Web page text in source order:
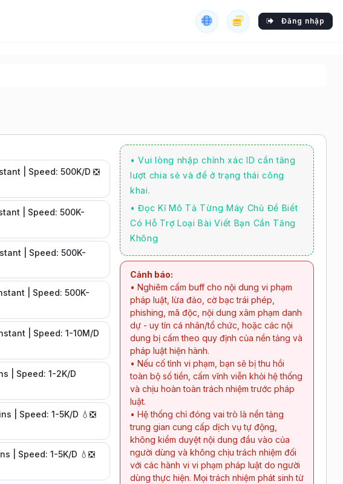
Đăng nhập
| Speed: 500K/D ❎
| Speed: 500K-
| Speed: 500K-
| Speed: 500K-
| Speed: 1-10M/D
| Speed: 1-2K/D
| Speed: 1-5K/D 💧❎
| Speed: 1-5K/D 💧❎
• Vui lòng nhập chính xác ID cần tăng
lượt chia sẻ và để ở trạng thái công
khai.
• Đọc Kĩ Mô Tả Từng Máy Chủ Để Biết
Có Hỗ Trợ Loại Bài Viết Bạn Cần Tăng
Không
Cảnh báo:
• Nghiêm cấm buff cho nội dung vi phạm
pháp luật, lừa đảo, cờ bạc trái phép,
phishing, mã độc, nội dung xâm phạm danh
dự - uy tín cá nhân/tổ chức, hoặc các nội
dung bị cấm theo quy định của nền tảng và
pháp luật hiện hành.
• Nếu cố tình vi phạm, bạn sẽ bị thu hồi
toàn bộ số tiền, cấm vĩnh viễn khỏi hệ thống
và chịu hoàn toàn trách nhiệm trước pháp
luật.
• Hệ thống chỉ đóng vai trò là nền tảng
trung gian cung cấp dịch vụ tự động,
không kiểm duyệt nội dung đầu vào của
người dùng và không chịu trách nhiệm đối
với các hành vi vi phạm pháp luật do người
dùng thực hiện. Mọi trách nhiệm phát sinh từ